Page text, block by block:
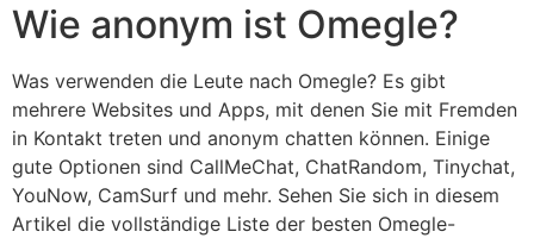
Wie anonym ist Omegle?
Was verwenden die Leute nach Omegle? Es gibt
mehrere Websites und Apps, mit denen Sie mit Fremden
in Kontakt treten und anonym chatten können. Einige
gute Optionen sind CallMeChat, ChatRandom, Tinychat,
YouNow, CamSurf und mehr. Sehen Sie sich in diesem
Artikel die vollständige Liste der besten Omegle-